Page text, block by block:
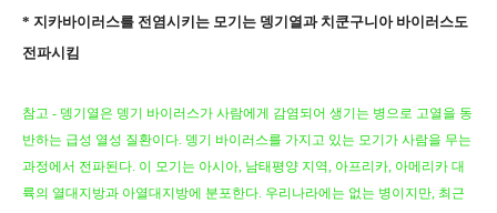
* 지카바이러스를 전염시키는 모기는 뎅기열과 치쿤구니아 바이러스도
전파시킴
참고 - 뎅기열은 뎅기 바이러스가 사람에게 감염되어 생기는 병으로 고열을 동
반하는 급성 열성 질환이다. 뎅기 바이러스를 가지고 있는 모기가 사람을 무는
과정에서 전파된다. 이 모기는 아시아, 남태평양 지역, 아프리카, 아메리카 대
륙의 열대지방과 아열대지방에 분포한다. 우리나라에는 없는 병이지만, 최근